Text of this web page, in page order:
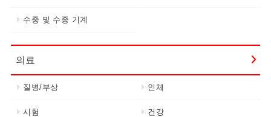
수중 및 수중 기계
의료
질병/부상 인체
시험 건강